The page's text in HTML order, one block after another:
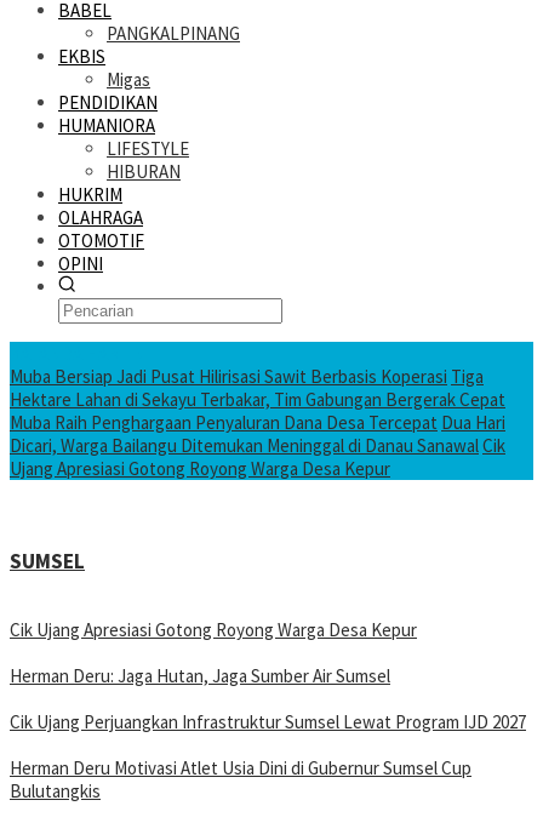
BABEL
PANGKALPINANG
EKBIS
Migas
PENDIDIKAN
HUMANIORA
LIFESTYLE
HIBURAN
HUKRIM
OLAHRAGA
OTOMOTIF
OPINI
Muba Bersiap Jadi Pusat Hilirisasi Sawit Berbasis Koperasi Tiga
Hektare Lahan di Sekayu Terbakar, Tim Gabungan Bergerak Cepat
Muba Raih Penghargaan Penyaluran Dana Desa Tercepat Dua Hari
Dicari, Warga Bailangu Ditemukan Meninggal di Danau SanawalCik
Ujang Apresiasi Gotong Royong Warga Desa Kepur
SUMSEL
Cik Ujang Apresiasi Gotong Royong Warga Desa Kepur
Herman Deru: Jaga Hutan, Jaga Sumber Air Sumsel
Cik Ujang Perjuangkan Infrastruktur Sumsel Lewat Program IJD 2027
Herman Deru Motivasi Atlet Usia Dini di Gubernur Sumsel Cup
Bulutangkis